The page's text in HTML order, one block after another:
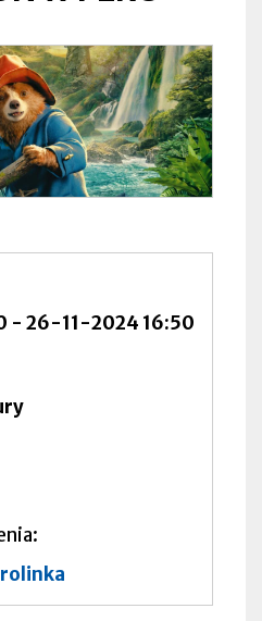
- 26-11-2024 16:50